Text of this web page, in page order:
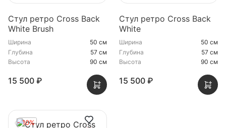
Стул ретро Cross Back
White Brush
Ширина
50 см
Глубина
57 см
Высота
90 см
15 500 ₽
Стул ретро Cross Back
White
Ширина
50 см
Глубина
57 см
Высота
90 см
15 500 ₽
- 10%